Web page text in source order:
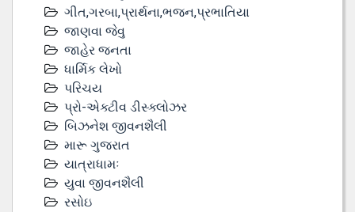
ગીત,ગરબા,પ્રાર્થના,ભજન,પ્રભાતિયા
જાણવા જેવુ
જાહેર જનતા
ધાર્મિક લેખો
પરિચય
પ્રો-એક્ટીવ ડીસ્‍ક્લોઝર
બિઝનેશ જીવનશૈલી
મારૂ ગુજરાત
યાત્રાધામઃ
યુવા જીવનશૈલી
રસોઇ